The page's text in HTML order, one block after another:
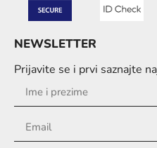
NEWSLETTER
Prijavite se i prvi saznajte